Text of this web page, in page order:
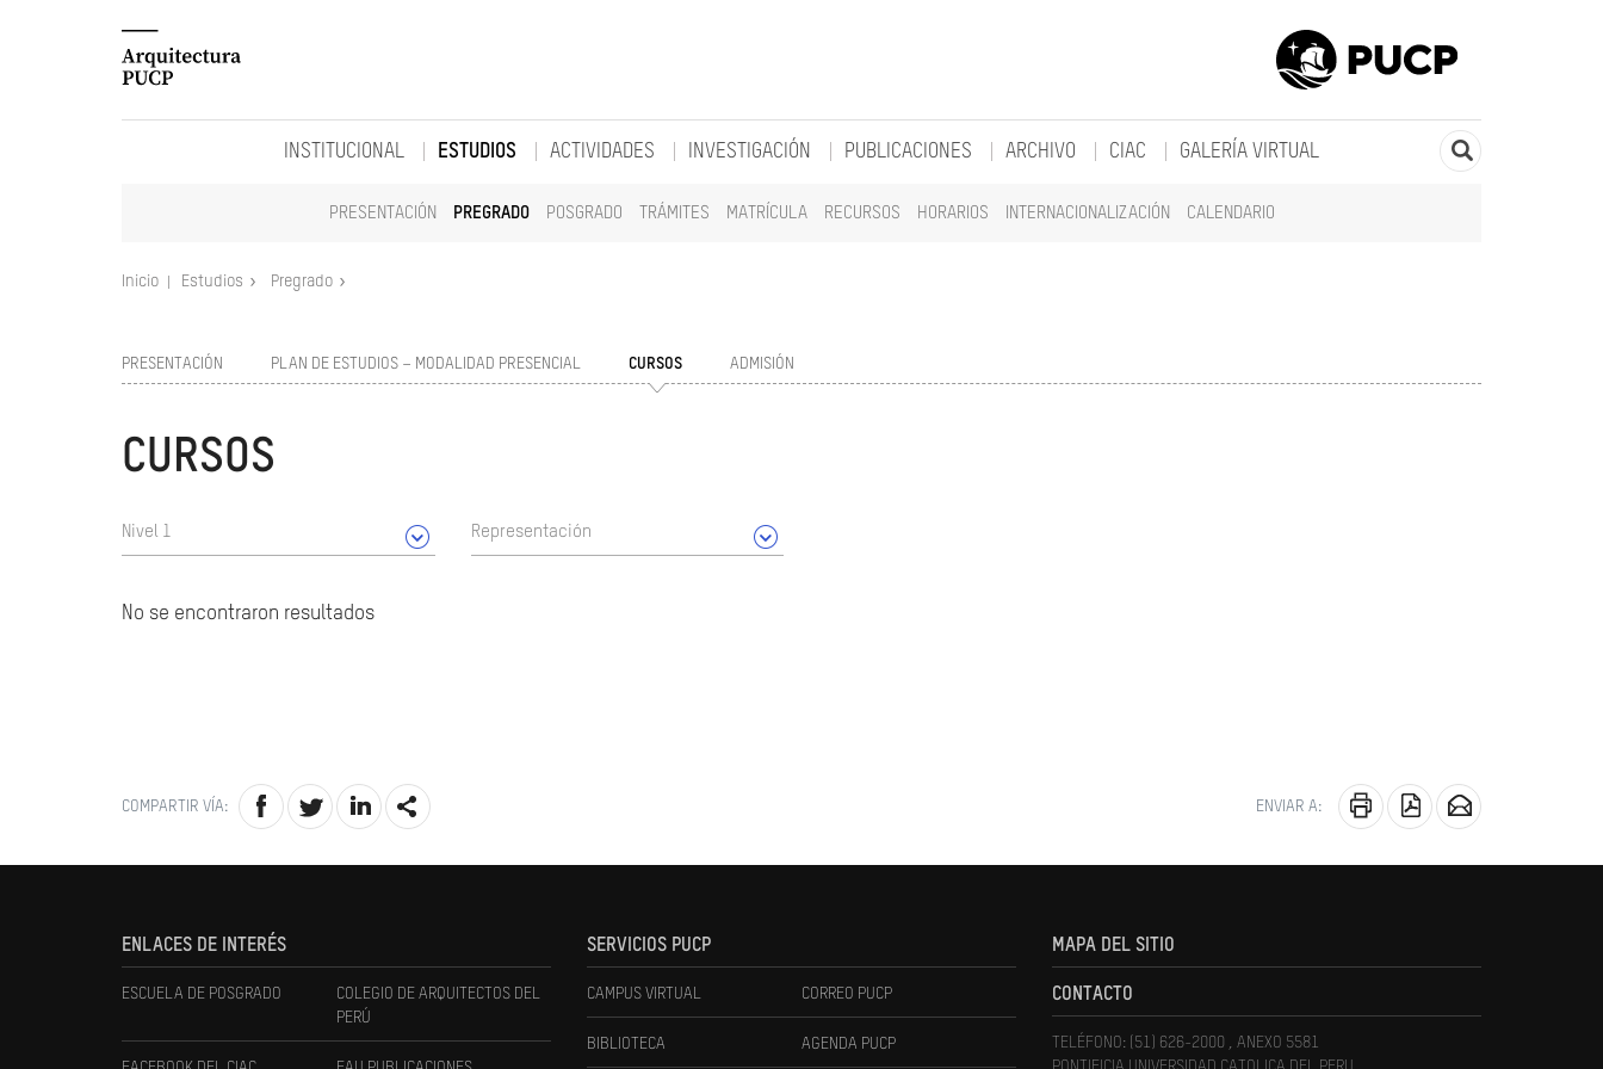
INSTITUCIONAL ESTUDIOS
PRESENTACIÓN PREGRADO POSGRADO TRÁMITES MATRÍCULA RECURSOS HORARIOS INTERNACIONALIZACIÓN CALENDARIO
ACTIVIDADES INVESTIGACIÓN PUBLICACIONES ARCHIVO CIAC GALERÍA VIRTUAL
Inicio Estudios Pregrado
PRESENTACIÓN PLAN DE ESTUDIOS – MODALIDAD PRESENCIAL CURSOS ADMISIÓN
CURSOS
Nivel 1 Representación
No se encontraron resultados
COMPARTIR VÍA: ENVIAR A:
ENLACES DE INTERÉS
ESCUELA DE POSGRADO
COLEGIO DE ARQUITECTOS DEL
PERÚ
SERVICIOS PUCP
CAMPUS VIRTUAL CORREO PUCP
BIBLIOTECA AGENDA PUCP
MAPA DEL SITIO
CONTACTO
TELÉFONO: (51) 626-2000 , ANEXO 5581